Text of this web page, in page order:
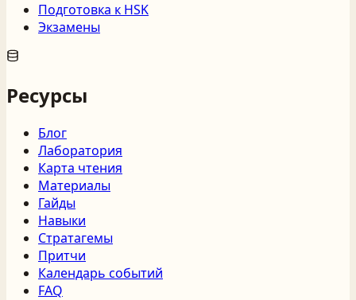
Подготовка к HSK
Экзамены
Ресурсы
Блог
Лаборатория
Карта чтения
Материалы
Гайды
Навыки
Стратагемы
Притчи
Календарь событий
FAQ